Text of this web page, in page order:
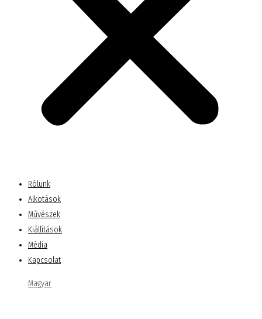
Rólunk
Alkotások
Művészek
Kiállítások
Média
Kapcsolat
Magyar